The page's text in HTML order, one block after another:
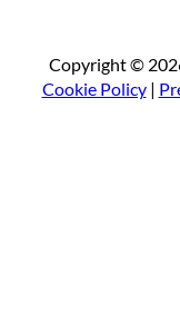
Copyright ©
Cookie Policy|